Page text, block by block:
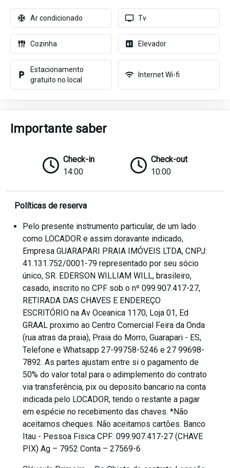
Ar condicionado Tv
Cozinha Elevador
Estacionamento
gratuito no local
Internet Wi-fi
Importante saber
Check-in
14:00
Check-out
10:00
Políticas de reserva
Pelo presente instrumento particular, de um lado
como LOCADOR e assim doravante indicado,
Empresa GUARAPARI PRAIA IMÓVEIS LTDA, CNPJ:
41.131.752/0001-79 representado por seu sócio
único, SR. EDERSON WILLIAM WILL, brasileiro,
casado, inscrito no CPF sob o nº 099.907.417-27,
RETIRADA DAS CHAVES E ENDEREÇO
ESCRITÓRIO na Av Oceanica 1170, Loja 01, Ed
GRAAL proximo ao Centro Comercial Feira da Onda
(rua atras da praia), Praia do Morro, Guarapari - ES,
Telefone e Whatsapp 27-99758-5246 e 27 99698-
7892. As partes ajustam entre si o pagamento de
50% do valor total para o adimplemento do contrato
via transferência, pix ou deposito bancario na conta
indicada pelo LOCADOR, tendo o restante a pagar
em espécie no recebimento das chaves. *Não
aceitamos cheques. Não aceitamos cartões. Banco
Itau - Pessoa Fisica CPF: 099.907.417-27 (CHAVE
PIX) Ag – 7952 Conta – 27569-6